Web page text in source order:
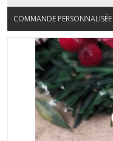
souvenirs
COMMANDE